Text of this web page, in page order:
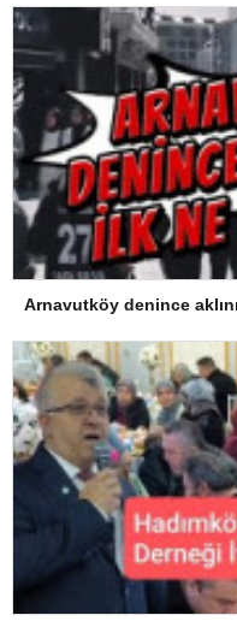
Arnavutköy denince